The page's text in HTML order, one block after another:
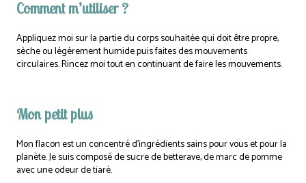
Comment m’utiliser ?
Appliquez moi sur la partie du corps souhaitée qui doit être propre,
sèche ou légèrement humide puis faites des mouvements
circulaires. Rincez moi tout en continuant de faire les mouvements.
Mon petit plus
Mon flacon est un concentré d’ingrédients sains pour vous et pour la
planète. Je suis composé de sucre de betterave, de marc de pomme
avec une odeur de tiaré.